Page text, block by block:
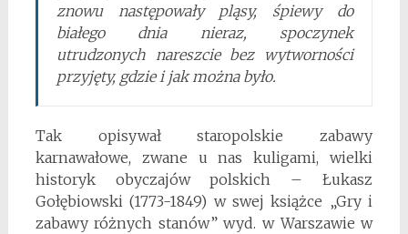
znowu następowały pląsy, śpiewy do
białego dnia nieraz, spoczynek
utrudzonych nareszcie bez wytworności
przyjęty, gdzie i jak można było.
Tak opisywał staropolskie zabawy
karnawałowe, zwane u nas kuligami, wielki
historyk obyczajów polskich – Łukasz
Gołębiowski (1773-1849) w swej książce „Gry i
zabawy różnych stanów” wyd. w Warszawie w